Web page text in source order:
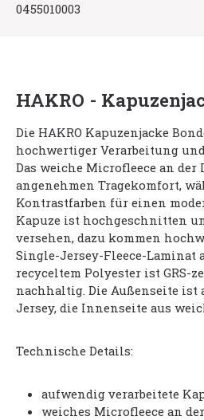
0455010003
HAKRO -
Die HAKRO Kapuzenjacke
hochwertiger Verarbeitung
Das weiche Microfleece an
angenehmen Tragekomfort,
Kontrastfarben für einen
Kapuze ist hochgeschnitten
versehen, dazu kommen
Single-Jersey-Fleece-Laminat
recyceltem Polyester ist GRS-
nachhaltig. Die Außenseite ist
Jersey, die Innenseite aus
Technische Details:
aufwendig verarbeitete
weiches Microfleece an